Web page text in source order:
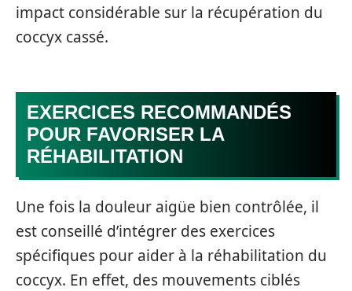
impact considérable sur la récupération du
coccyx cassé.
EXERCICES RECOMMANDÉS
POUR FAVORISER LA
RÉHABILITATION
Une fois la douleur aigüe bien contrôlée, il
est conseillé d’intégrer des exercices
spécifiques pour aider à la réhabilitation du
coccyx. En effet, des mouvements ciblés